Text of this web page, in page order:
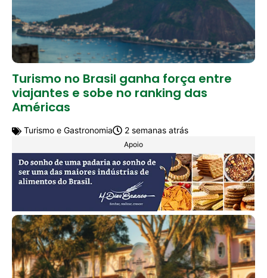
Turismo no Brasil ganha força entre
viajantes e sobe no ranking das
Américas
Turismo e Gastronomia 2 semanas atrás
Apoio